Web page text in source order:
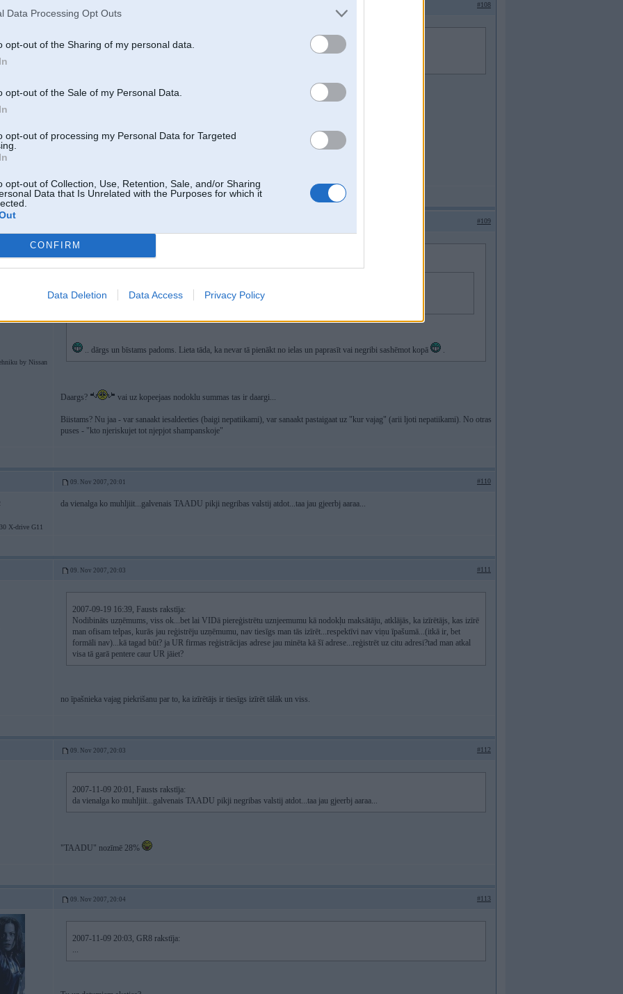
Data Processing Opt Outs
opt-out of the Sharing of my personal data.
opt-out of the Sale of my Personal Data.
opt-out of processing my Personal Data for Targeted
opt-out of Collection, Use, Retention, Sale, and/or Sharing
Data that Is Unrelated with the Purposes for which it
CONFIRM
Data Deletion Data Access Privacy Policy
#108
2007-11-09 19:52, Grosha rakstīja:
#109
by Nissan
2007-11-09 19:48, barracuda rakstīja:
2007-11-09 19:45, Fausts rakstīja:
tur jau taa lieta....padalaties padomaa!!!
.. dārgs un bīstams padoms. Lieta tāda, ka nevar tā pienākt no ielas un paprasīt vai negribi sashēmot kopā .
Daargs? vai uz kopeejaas nodoklu summas tas ir daargi...
Biistams? Nu jaa - var sanaakt iesaldeeties (baigi nepatiikami), var sanaakt pastaigaat uz "kur vajag" (arii ljoti nepatiikami). No otras
puses - "kto njeriskujet tot njepjot shampanskoje"
09. Nov 2007, 20:01 #110
X-drive G11
da vienalga ko muhljiit...galvenais TAADU pikji negribas valstij atdot...taa jau gjeerbj aaraa...
09. Nov 2007, 20:03 #111
2007-09-19 16:39, Fausts rakstīja:
Nodibināts uzņēmums, viss ok...bet lai VIDā piereģistrētu uznjeemumu kā nodokļu maksātāju, atklājās, ka izīrētājs, kas izīrē
man ofisam telpas, kurās jau reģistrēju uzņēmumu, nav tiesīgs man tās izīrēt...respektīvi nav viņu īpašumā...(itkā ir, bet
formāli nav)...kā tagad būt? ja UR firmas reģistrācijas adrese jau minēta kā šī adrese...reģistrēt uz citu adresi?tad man atkal
visa tā garā pentere caur UR jāiet?
no īpašnieka vajag piekrišanu par to, ka izīrētājs ir tiesīgs izīrēt tālāk un viss.
09. Nov 2007, 20:03 #112
2007-11-09 20:01, Fausts rakstīja:
da vienalga ko muhljiit...galvenais TAADU pikji negribas valstij atdot...taa jau gjeerbj aaraa...
"TAADU" nozīmē 28%
09. Nov 2007, 20:04 #113
2007-11-09 20:03, GR8 rakstīja:
...